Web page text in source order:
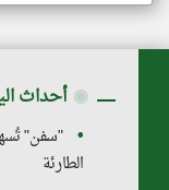
◉ أحداث
"سفن"
الطارئة